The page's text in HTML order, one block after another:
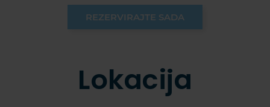
REZERVIRAJTE SADA
Lokacija